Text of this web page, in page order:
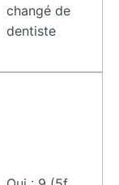
changé de
dentiste